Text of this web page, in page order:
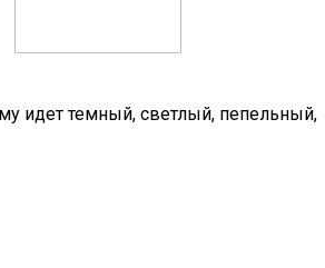
идет темный, светлый, пепельный,